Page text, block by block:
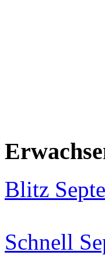
Blitz
Schnell